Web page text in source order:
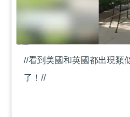
//看到美國和英國都出現類
了！//